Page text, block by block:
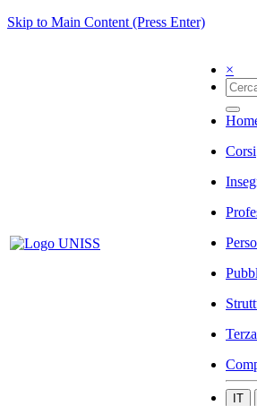
Skip to Main Content (Press Enter)
×
Corsi
IT